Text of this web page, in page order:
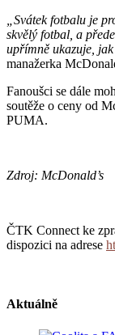
„Svátek fotbalu je
skvělý fotbal, a
upřímně ukazuje,
manažerka
Fanoušci se dále
soutěže o ceny od
PUMA.
Zdroj: McDonald’s
ČTK Connect ke
dispozici na adrese
Aktuálně